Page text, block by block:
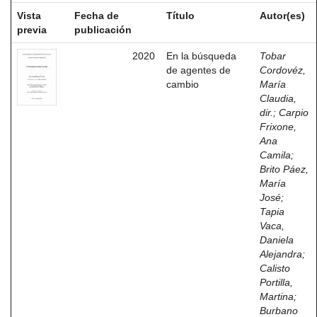
Vista
previa
Fecha de
publicación
Título Autor(es)
2020
En la búsqueda
de agentes de
cambio
Tobar
Cordovéz,
María
Claudia,
dir. ; Carpio
Frixone,
Ana
Camila;
Brito Páez,
María
José;
Tapia
Vaca,
Daniela
Alejandra;
Calisto
Portilla,
Martina;
Burbano